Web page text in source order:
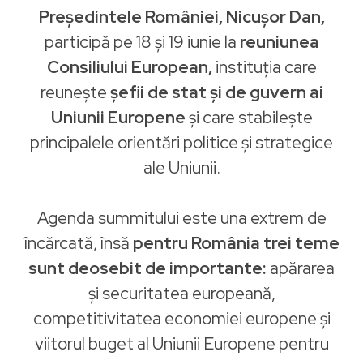
Președintele României, Nicușor Dan,
participă pe 18 și 19 iunie la reuniunea
Consiliului European, instituția care
reuneșteșefii de stat și de guvern ai
Uniunii Europeneși care stabilește
principalele orientări politice și strategice
ale Uniunii.
Agenda summitului este una extrem de
încărcată, însă pentru România trei teme
sunt deosebit de importante: apărarea
și securitatea europeană,
competitivitatea economiei europene și
viitorul buget al Uniunii Europene pentru